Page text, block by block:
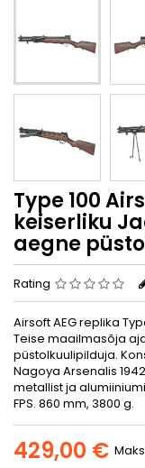
Type 100
keiserliku
aegne
Rating
Airsoft AEG replika
Teise maailmasõja
püstolkuulipilduja.
Nagoya Arsenalis
metallist ja
FPS. 860 mm, 3800 g.
429,00 €